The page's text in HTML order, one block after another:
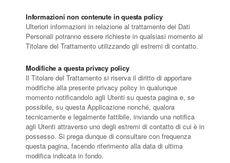
Informazioni non contenute in questa policy
Ulteriori informazioni in relazione al trattamento dei Dati
Personali potranno essere richieste in qualsiasi momento al
Titolare del Trattamento utilizzando gli estremi di contatto.
Modifiche a questa privacy policy
Il Titolare del Trattamento si riserva il diritto di apportare
modifiche alla presente privacy policy in qualunque
momento notificandolo agli Utenti su questa pagina e, se
possibile, su questa Applicazione nonché, qualora
tecnicamente e legalmente fattibile, inviando una notifica
agli Utenti attraverso uno degli estremi di contatto di cui è in
possesso. Si prega dunque di consultare con frequenza
questa pagina, facendo riferimento alla data di ultima
modifica indicata in fondo.